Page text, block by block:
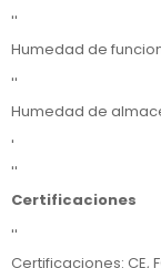
''
Humedad de
''
Humedad de
'
''
Certificaciones
''
Certificaciones: CE,